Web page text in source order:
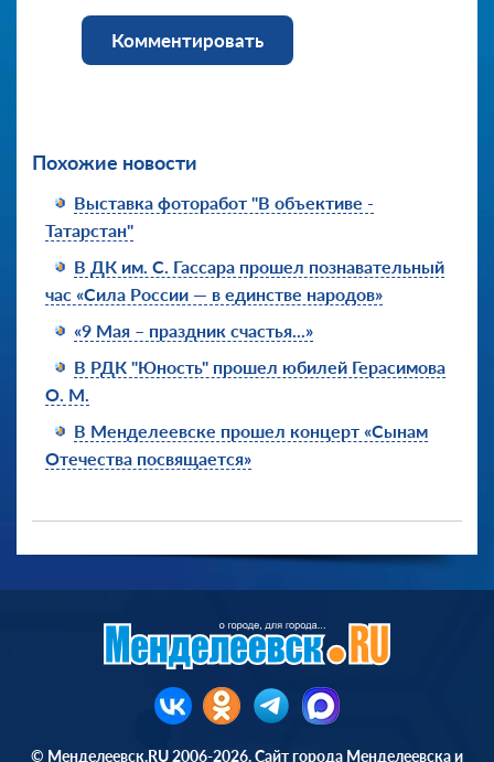
Комментировать
Похожие новости
Выставка фоторабот "В объективе -
Татарстан"
В ДК им. С. Гассара прошел познавательный
час «Сила России — в единстве народов»
«9 Мая – праздник счастья...»
В РДК "Юность" прошел юбилей Герасимова
О. М.
В Менделеевске прошел концерт «Сынам
Отечества посвящается»
© Менделеевск.RU 2006-2026. Сайт города Менделеевска и